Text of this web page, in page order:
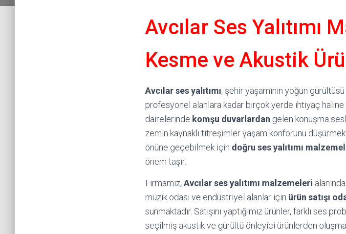
Avcılar Ses Yalıtımı
Kesme ve Akustik
Avcılar ses yalıtımı, şehir yaşamının yoğun
profesyonel alanlara kadar birçok yerde ihtiyaç
dairelerinde komşu duvarlardan gelen konuşma
zemin kaynaklı titreşimler yaşam konforunu
önüne geçebilmek için doğru ses yalıtımı
önem taşır.
Firmamız, Avcılar ses yalıtımı malzemeleri
müzik odası ve endüstriyel alanlar için ürün satışı
sunmaktadır. Satışını yaptığımız ürünler, farklı ses
seçilmiş akustik ve gürültü önleyici ürünlerden